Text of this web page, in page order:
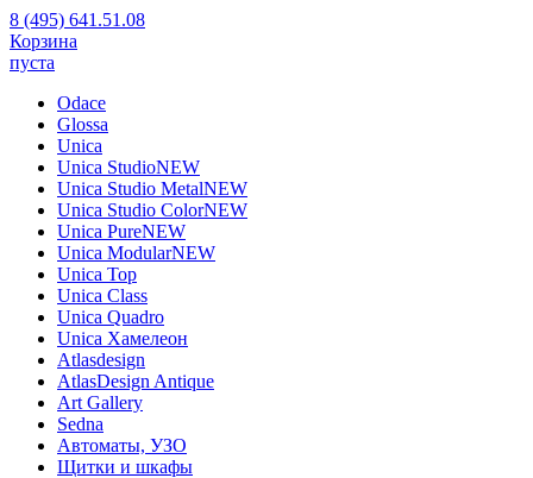
8 (495) 641.51.08
Корзина
пуста
Odace
Glossa
Unica
Unica StudioNEW
Unica Studio MetalNEW
Unica Studio ColorNEW
Unica PureNEW
Unica ModularNEW
Unica Top
Unica Class
Unica Quadro
Unica Хамелеон
Atlasdesign
AtlasDesign Antique
Art Gallery
Sedna
Автоматы, УЗО
Щитки и шкафы